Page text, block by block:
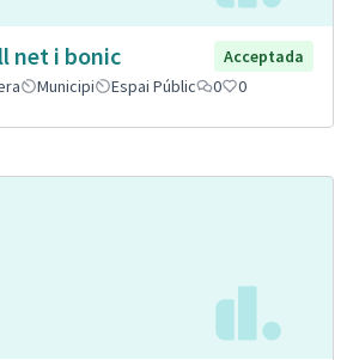
net i bonic
Acceptada
Municipi Espai Públic 0 0